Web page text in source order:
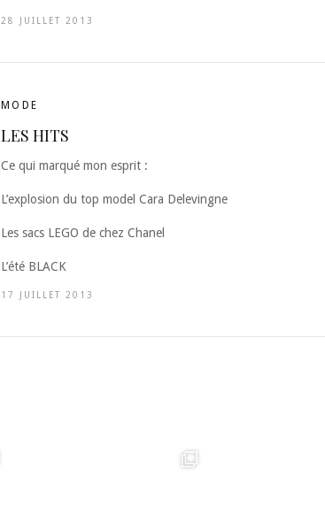
28 JUILLET 2013
MODE
LES HITS
Ce qui marqué mon esprit :
L’explosion du top model Cara Delevingne
Les sacs LEGO de chez Chanel
L’été BLACK
17 JUILLET 2013